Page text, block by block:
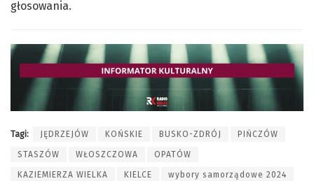
głosowania.
Tagi: JĘDRZEJÓW KOŃSKIE BUSKO-ZDRÓJ PIŃCZÓW
STASZÓW WŁOSZCZOWA OPATÓW
KAZIEMIERZA WIELKA KIELCE wybory samorządowe 2024